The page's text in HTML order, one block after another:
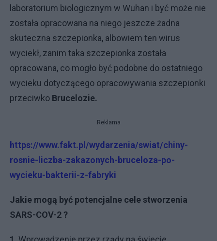
laboratorium biologicznym w Wuhan i być może nie
została opracowana na niego jeszcze żadna
skuteczna szczepionka, albowiem ten wirus
wyciekł, zanim taka szczepionka została
opracowana, co mogło być podobne do ostatniego
wycieku dotyczącego opracowywania szczepionki
przeciwko Brucelozie.
Reklama
https://www.fakt.pl/wydarzenia/swiat/chiny-
rosnie-liczba-zakazonych-bruceloza-po-
wycieku-bakterii-z-fabryki
Jakie mogą być potencjalne cele stworzenia
SARS-COV-2 ?